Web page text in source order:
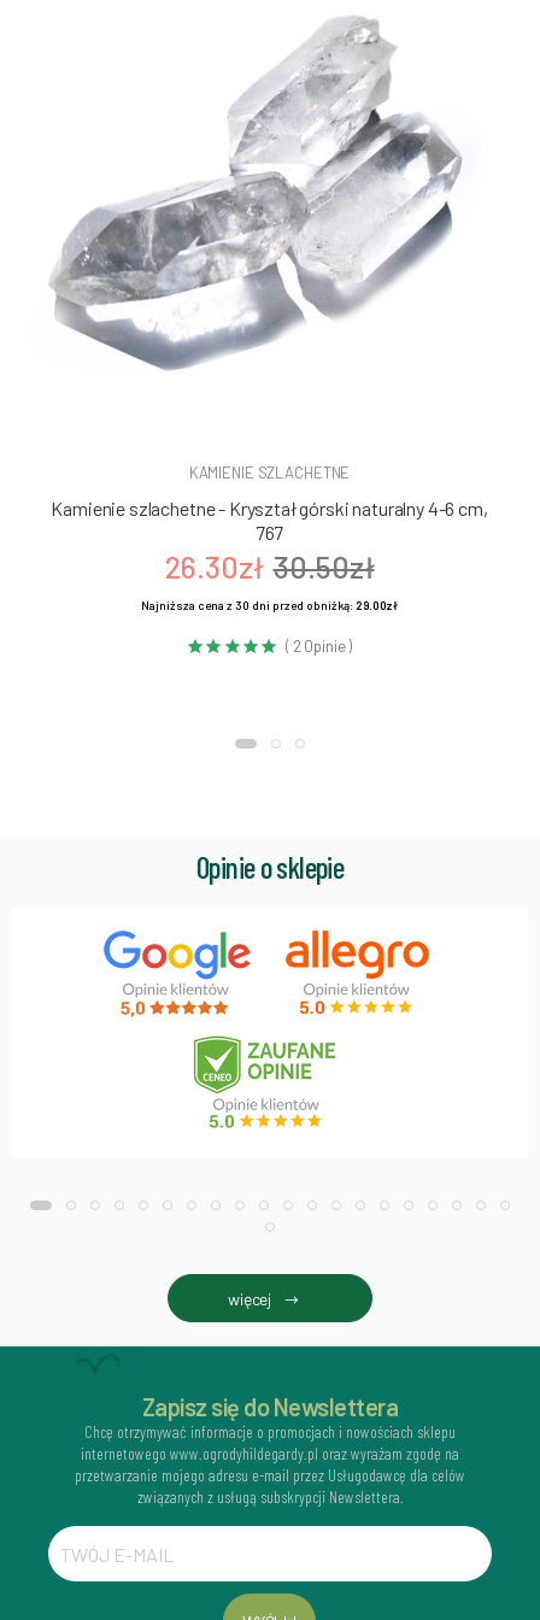
KAMIENIE SZLACHETNE
Kamienie szlachetne - Kryształ górski naturalny 4-6 cm,
767
26.30zł 30.50zł
Najniższa cena z 30 dni przed obniżką:29.00zł
( 2 Opinie )
Opinie o sklepie
więcej
Zapisz się do Newslettera
Chcę otrzymywać informacje o promocjach i nowościach sklepu
internetowego www.ogrodyhildegardy.pl oraz wyrażam zgodę na
przetwarzanie mojego adresu e-mail przez Usługodawcę dla celów
związanych z usługą subskrypcji Newslettera.